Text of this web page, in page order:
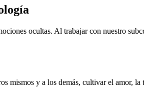
ocultas. Al trabajar con nuestro
mismos y a los demás, cultivar el amor,